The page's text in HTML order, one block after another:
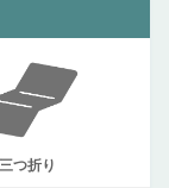
三つ折り